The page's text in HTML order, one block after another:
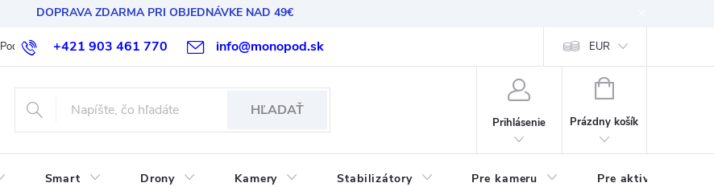
DOPRAVA ZDARMA PRI OBJEDNÁVKE NAD 49€
+421 903 461 770 info@monopod.sk
Podmienky ochrany osobných údajov Reklamácia a vrátenie EUR
HĽADAŤ
Prihlásenie
NÁKUPNÝ
Prázdny košík
Smart Drony Kamery Stabilizátory Pre kameru Pre aktivitu